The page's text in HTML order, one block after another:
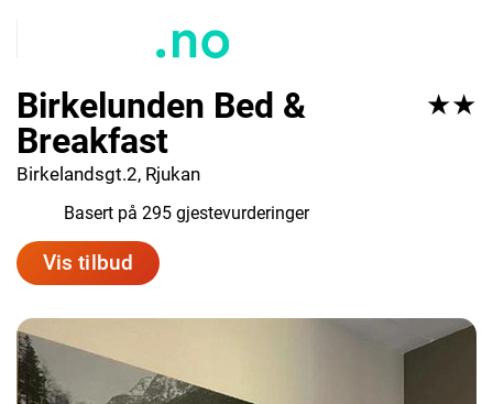
Birkelunden Bed &
Breakfast
★★
Birkelandsgt.2, Rjukan
Basert på 295 gjestevurderinger
Vis tilbud